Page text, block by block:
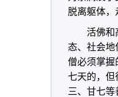
脱离躯体，
活佛和
态、社会地
僧必须掌握
七天的，但
三、甘七等